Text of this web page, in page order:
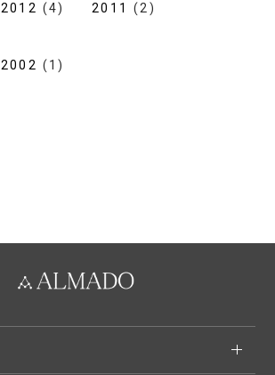
2012 (4) 2011 (2)
2002 (1)